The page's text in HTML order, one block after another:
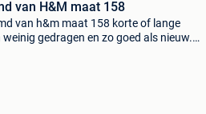
van H&M maat 158
van h&m maat 158 korte of lange
gedragen en zo goed als nieuw.